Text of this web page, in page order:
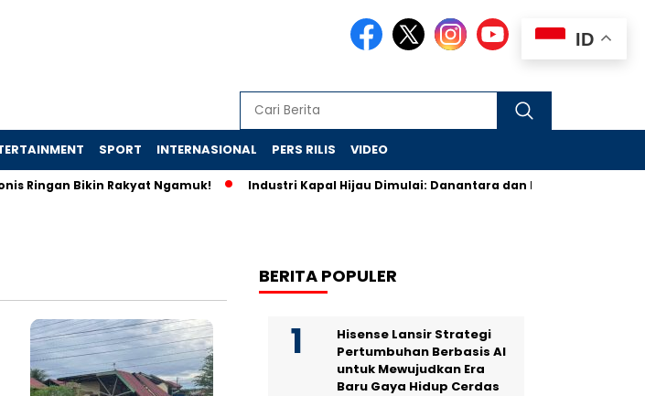
SPORT INTERNASIONAL PERS RILIS VIDEO
Ringan Bikin Rakyat Ngamuk! Industri Kapal Hijau Dimulai: Danantara dan Rusia Rancang
BERITA POPULER
Hisense Lansir Strategi
Pertumbuhan Berbasis AI
untuk Mewujudkan Era
Baru Gaya Hidup Cerdas
ID